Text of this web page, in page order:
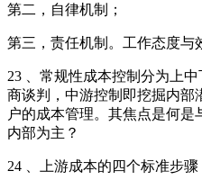
第二，自律机制；
第三，责任机制。工作态度与
23 、常规性成本控制分为上
商谈判，中游控制即挖掘内部
户的成本管理。其焦点是何
内部为主？
24 、上游成本的四个标准步骤